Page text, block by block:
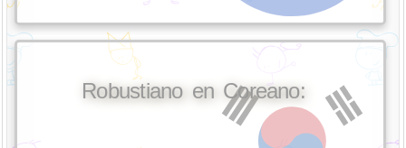
Robustiano en Coreano: